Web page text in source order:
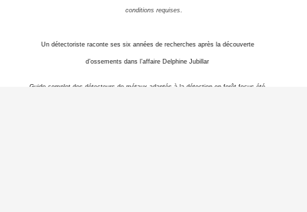
conditions requises
Un détectoriste raconte ses six années de recherches après la découverte
d’ossements dans l’affaire Delphine Jubillar
Guide complet des détecteurs de métaux adaptés à la détection en forêt focus été